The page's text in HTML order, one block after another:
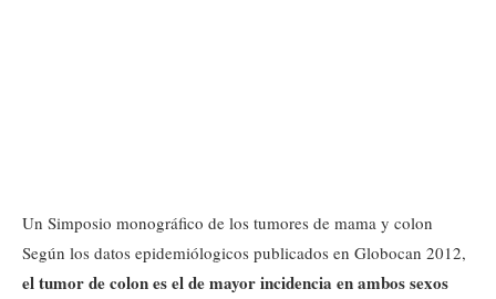
Un Simposio monográfico de los tumores de mama y colon
Según los datos epidemiólogicos publicados en Globocan 2012,
el tumor de colon es el de mayor incidencia en ambos sexos